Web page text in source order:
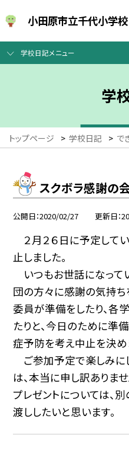
小田原市立千代小学校
学校日記メニュー
学
トップページ > 学校日記 > で
スクボラ感謝の
公開日 2020/02/27 更新日
２月２６日に予定して
止しました。
いつもお世話になって
団の方々に感謝の気持ち
委員が準備をしたり、各
たりと、今日のために準
症予防を考え中止を決め
ご参加予定で楽しみに
は、本当に申し訳ありませ
プレゼントについては、
渡ししたいと思います。